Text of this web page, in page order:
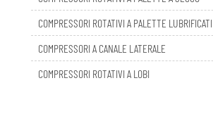
COMPRESSORI ROTATIVI A PALETTE LUBRIFICATI
COMPRESSORI A CANALE LATERALE
COMPRESSORI ROTATIVI A LOBI